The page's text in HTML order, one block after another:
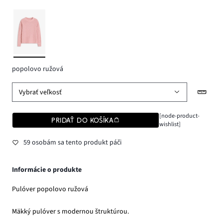
popolovo ružová
Vybrať veľkosť
PRIDAŤ DO KOŠÍKA
[node-product-
wishlist]
59 osobám sa tento produkt páči
Informácie o produkte
Pulóver popolovo ružová
Mäkký pulóver s modernou štruktúrou.